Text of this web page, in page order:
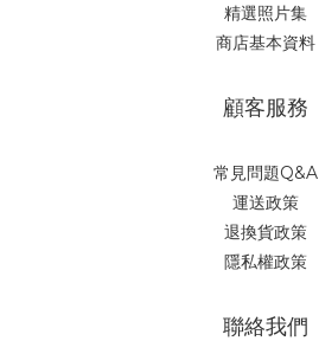
精選照片集
商店基本資料
顧客服務
常見問題Q&A
運送政策
退換貨政策
隱私權政策
聯絡我們